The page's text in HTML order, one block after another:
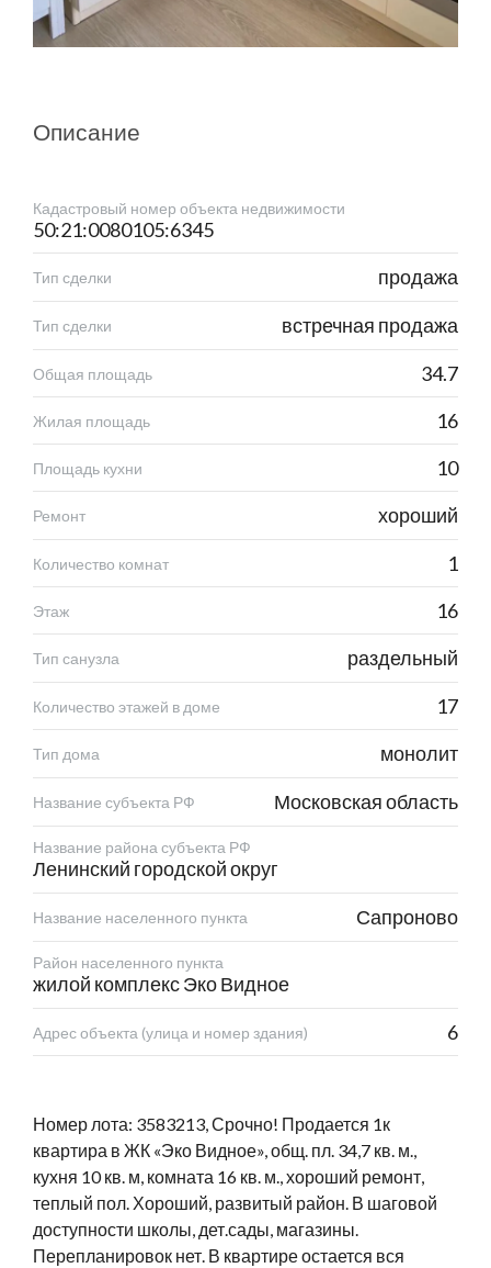
Описание
Кадастровый номер объекта недвижимости
50:21:0080105:6345
Тип сделки продажа
Тип сделки встречная продажа
Общая площадь 34.7
Жилая площадь 16
Площадь кухни 10
Ремонт хороший
Количество комнат 1
Этаж 16
Тип санузла раздельный
Количество этажей в доме 17
Тип дома монолит
Название субъекта РФ Московская область
Название района субъекта РФ
Ленинский городской округ
Название населенного пункта Сапроново
Район населенного пункта
жилой комплекс Эко Видное
Адрес объекта (улица и номер здания) 6
Номер лота: 3583213, Срочно! Продается 1к
квартира в ЖК «Эко Видное», общ. пл. 34,7 кв. м.,
кухня 10 кв. м, комната 16 кв. м., хороший ремонт,
теплый пол. Хороший, развитый район. В шаговой
доступности школы, дет.сады, магазины.
Перепланировок нет. В квартире остается вся